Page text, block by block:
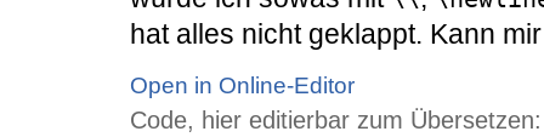
hat alles nicht geklappt. Kann
Open in Online-Editor
Code, hier editierbar zum Übersetzen: